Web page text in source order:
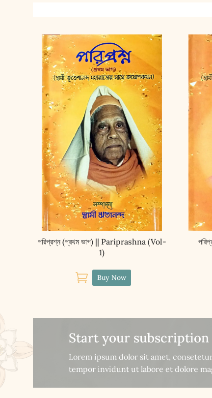
পরিপ্রশ্ন (প্রথম ভাগ) || Pariprashna (Vol-
1)
 Buy Now
Start your subscription
Lorem ipsum dolor sit amet,
tempor invidunt ut labore et dolore